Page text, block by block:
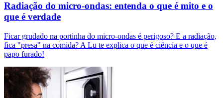
Radiação do micro-ondas: entenda o que é mito e o
que é verdade
Ficar grudado na portinha do micro-ondas é perigoso? E a radiação,
fica "presa" na comida? A Lu te explica o que é ciência e o que é
papo furado!